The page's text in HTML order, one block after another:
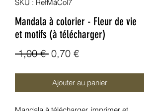
SKU : RefMàCol7
Mandala à colorier - Fleur de vie
et motifs (à télécharger)
1,00 € Prix
0,70 €Prix
Ajouter au panier